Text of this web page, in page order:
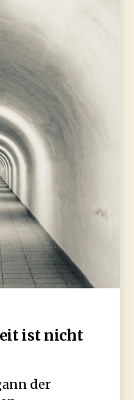
ist nicht
der